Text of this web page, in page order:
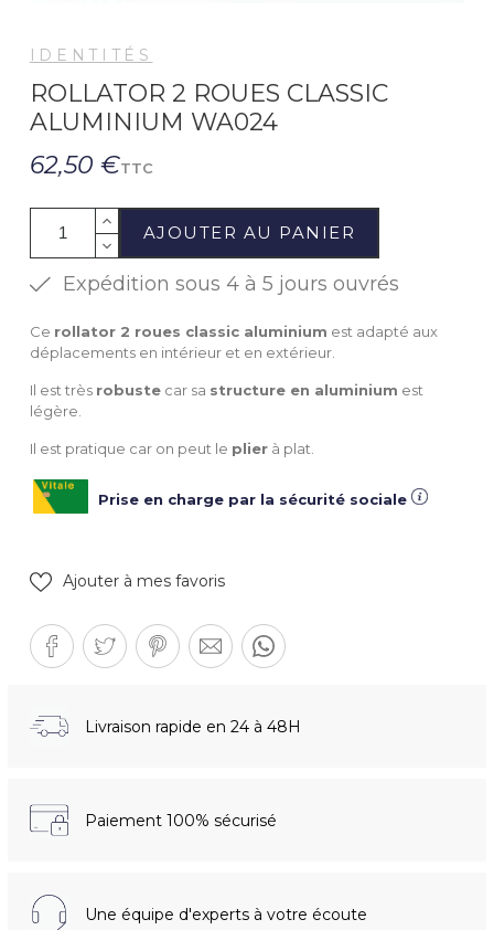
IDENTITÉS
ROLLATOR 2 ROUES CLASSIC
ALUMINIUM WA024
62,50 €TTC
AJOUTER AU PANIER
Expédition sous 4 à 5 jours ouvrés
Ce rollator 2 roues classic aluminium est adapté aux
déplacements en intérieur et en extérieur.
Il est très robustecar sa structure en aluminium est
légère.
Il est pratique car on peut le plierà plat.
Prise en charge par la sécurité sociale
Ajouter à mes favoris
Livraison rapide en 24 à 48H
Paiement 100% sécurisé
Une équipe d'experts à votre écoute